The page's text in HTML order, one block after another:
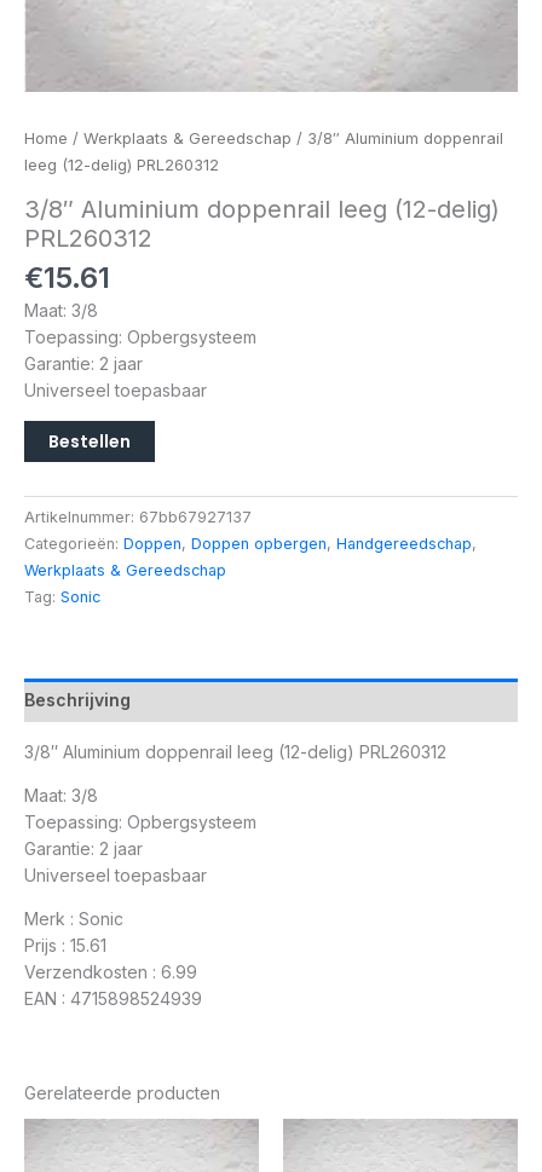
Home / Werkplaats & Gereedschap / 3/8″ Aluminium doppenrail
leeg (12-delig) PRL260312
3/8″ Aluminium doppenrail leeg (12-delig)
PRL260312
€15.61
Maat: 3/8
Toepassing: Opbergsysteem
Garantie: 2 jaar
Universeel toepasbaar
Bestellen
Artikelnummer: 67bb67927137
Categorieën: Doppen, Doppen opbergen, Handgereedschap,
Werkplaats & Gereedschap
Tag: Sonic
Beschrijving
3/8″ Aluminium doppenrail leeg (12-delig) PRL260312
Maat: 3/8
Toepassing: Opbergsysteem
Garantie: 2 jaar
Universeel toepasbaar
Merk : Sonic
Prijs : 15.61
Verzendkosten : 6.99
EAN : 4715898524939
Gerelateerde producten